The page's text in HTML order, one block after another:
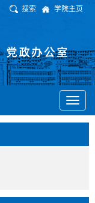
搜索 学院主页
Toggle